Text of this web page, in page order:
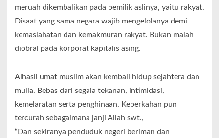
meruah dikembalikan pada pemilik aslinya, yaitu rakyat.
Disaat yang sama negara wajib mengelolanya demi
kemaslahatan dan kemakmuran rakyat. Bukan malah
diobral pada korporat kapitalis asing.
Alhasil umat muslim akan kembali hidup sejahtera dan
mulia. Bebas dari segala tekanan, intimidasi,
kemelaratan serta penghinaan. Keberkahan pun
tercurah sebagaimana janji Allah swt.,
“Dan sekiranya penduduk negeri beriman dan